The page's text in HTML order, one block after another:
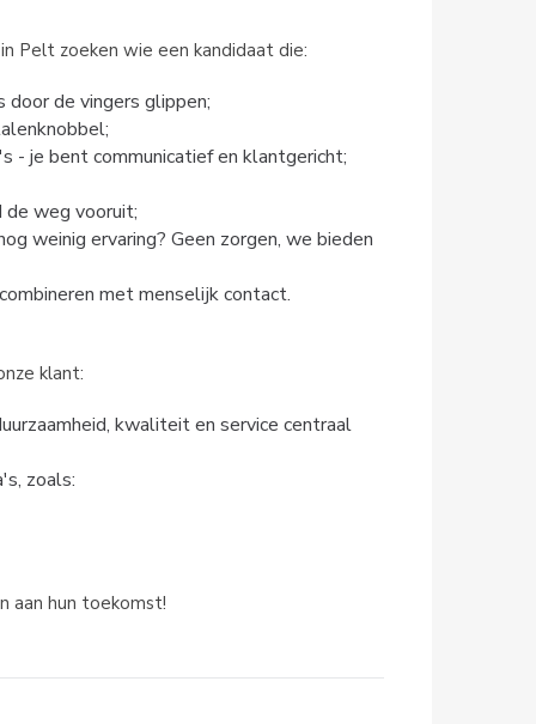
Pelt zoeken wie een kandidaat die:
de vingers glippen;
- je bent communicatief en klantgericht;
weg vooruit;
weinig ervaring? Geen zorgen, we bieden
met menselijk contact.
klant:
kwaliteit en service centraal
zoals:
aan hun toekomst!